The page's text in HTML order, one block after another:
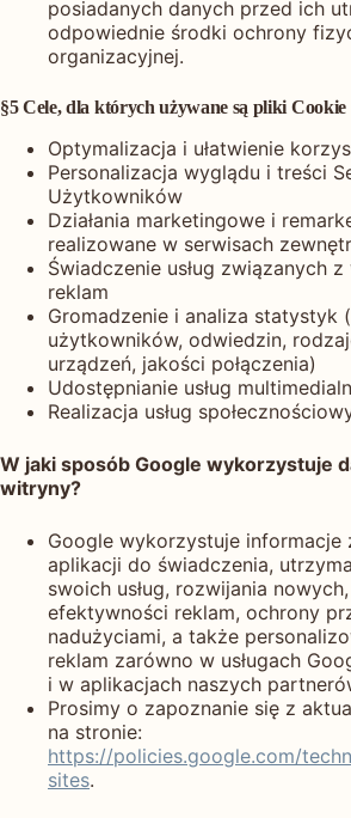
posiadanych danych przed ich
odpowiednie środki ochrony
organizacyjnej.
§5 Cele, dla których używane są pliki Cookie
Optymalizacja i ułatwienie
Personalizacja wyglądu i treści
Użytkowników
Działania marketingowe i
realizowane w serwisach
Świadczenie usług związanych
reklam
Gromadzenie i analiza statystyk
użytkowników, odwiedzin,
urządzeń, jakości połączenia)
Udostępnianie usług
Realizacja usług
W jaki sposób Google wykorzystuje
witryny?
Google wykorzystuje informacje
aplikacji do świadczenia,
swoich usług, rozwijania
efektywności reklam, ochrony
nadużyciami, a także
reklam zarówno w usługach
i w aplikacjach naszych
Prosimy o zapoznanie się z
na stronie:
https://policies.google.com/
sites.